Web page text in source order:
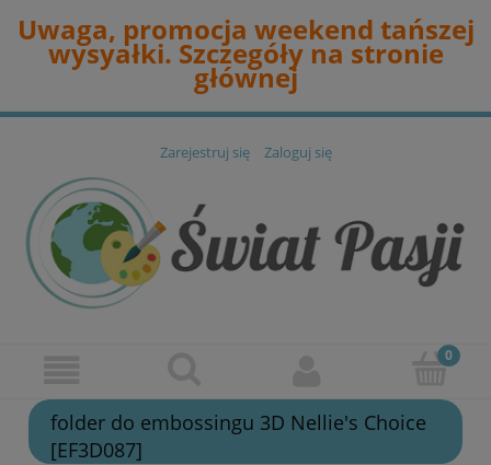
Uwaga, promocja weekend tańszej
wysyałki. Szczegóły na stronie
głównej
Zarejestruj się Zaloguj się
folder do embossingu 3D Nellie's Choice
[EF3D087]